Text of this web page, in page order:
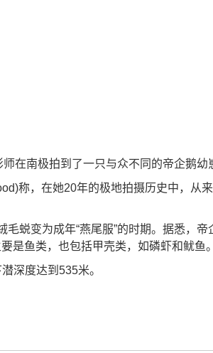
南极拍到了一只与众不同的帝企鹅幼
称，在她20年的极地拍摄历史中，从
蜕变为成年“燕尾服”的时期。据悉，帝
是鱼类，也包括甲壳类，如磷虾和鱿鱼。
深度达到535米。